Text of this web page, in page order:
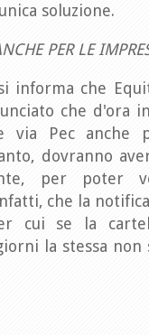
soluzione.
PER LE
informa che
che d'ora
via Pec
dovranno
per poter
che la
cui se la
la stessa